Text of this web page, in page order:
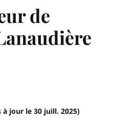
de
jour le 30 juill. 2025)